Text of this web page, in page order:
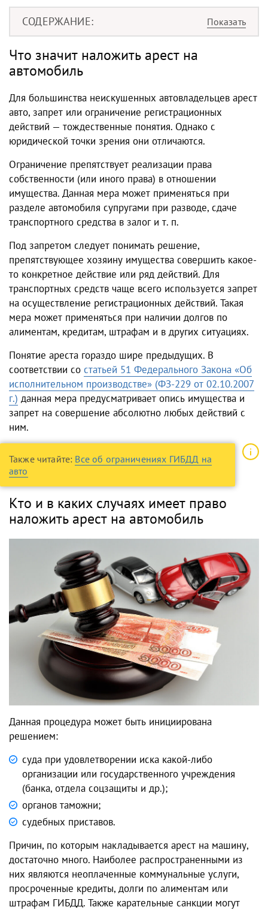
СОДЕРЖАНИЕ
Что значит наложить арест на
автомобиль
Для большинства неискушенных автовладельцев арест
авто, запрет или ограничение регистрационных
действий — тождественные понятия. Однако с
юридической точки зрения они отличаются.
Ограничение препятствует реализации права
собственности (или иного права) в отношении
имущества. Данная мера может применяться при
разделе автомобиля супругами при разводе, сдаче
транспортного средства в залог и т. п.
Под запретом следует понимать решение,
препятствующее хозяину имущества совершить какое-
то конкретное действие или ряд действий. Для
транспортных средств чаще всего используется запрет
на осуществление регистрационных действий. Такая
мера может применяться при наличии долгов по
алиментам, кредитам, штрафам и в других ситуациях.
Понятие ареста гораздо шире предыдущих. В
соответствии со статьей 51 Федерального Закона «Об
исполнительном производстве» (ФЗ-229 от 02.10.2007
г.) данная мера предусматривает опись имущества и
запрет на совершение абсолютно любых действий с
ним.
Также читайте: Все об ограничениях ГИБДД на
авто
Кто и в каких случаях имеет право
наложить арест на автомобиль
Данная процедура может быть инициирована
решением:
суда при удовлетворении иска какой-либо
организации или государственного учреждения
(банка, отдела соцзащиты и др.);
органов таможни;
судебных приставов.
Причин, по которым накладывается арест на машину,
достаточно много. Наиболее распространенными из
них являются неоплаченные коммунальные услуги,
просроченные кредиты, долги по алиментам или
штрафам ГИБДД. Также карательные санкции могут